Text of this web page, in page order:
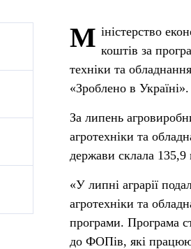
М іністерство
коштів за
техніки та
«Зроблено в Україні».
За липень
агротехніки та
держави склала 135,9
«У липні аграрії
агротехніки та
програми. Програма
до ФОПів, які